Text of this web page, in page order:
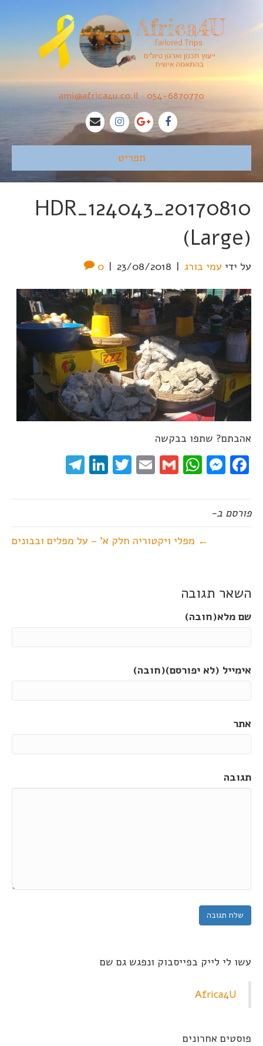
054-6870770
•
ami@africa4u.co.il
תפריט
20170810_124043_HDR
(Large)
על ידי עמי בורג |
23/08/2018
|
0
אהבתם? שתפו בבקשה
Facebook
Messenger
WhatsApp
Gmail
Email
Twitter
LinkedIn
פורסם ב-
← מפלי ויקטוריה חלק א' – על מפלים ובבונים
השאר תגובה
שם מלא(חובה)
אימייל (לא יפורסם)(חובה)
אתר
תגובה
עשו לי לייק בפייסבוק ונפגש גם שם
Africa4U
פוסטים אחרונים